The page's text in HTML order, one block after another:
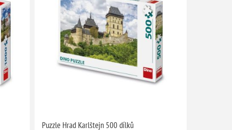
Puzzle Hrad Karlštejn 500 dílků